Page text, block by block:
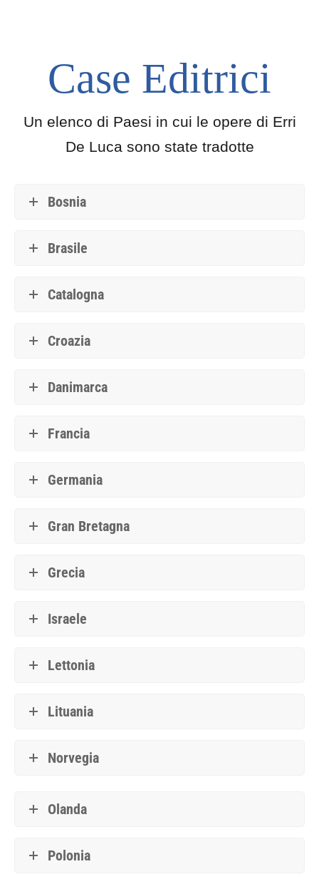
Case Editrici
Un elenco di Paesi in cui le opere di Erri
De Luca sono state tradotte
Bosnia
Brasile
Catalogna
Croazia
Danimarca
Francia
Germania
Gran Bretagna
Grecia
Israele
Lettonia
Lituania
Norvegia
Olanda
Polonia